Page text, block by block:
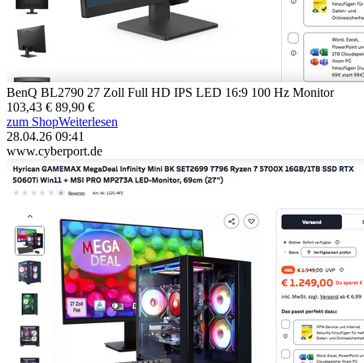
BenQ BL2790 27 Zoll Full HD IPS LED 16:9 100 Hz Monitor
103,43 € 89,90 €
zum ShopWeiterlesen
28.04.26 09:41
www.cyberport.de